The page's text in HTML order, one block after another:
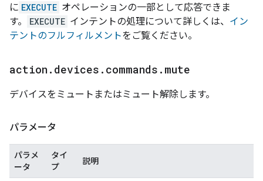
に EXECUTE オペレーションの一部として応答できま
す。
EXECUTE インテントの処理について詳しくは、 イン
テントのフルフィルメントをご覧ください。
action . devices . commands . mute
デバイスをミュートまたはミュート解除します。
パラメータ
パラメ
ータ
タイ
プ
説明